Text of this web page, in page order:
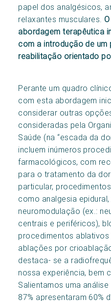
papel dos analgésicos,
relaxantes musculares.
abordagem terapêutica
com a introdução de um
reabilitação orientado
Perante um quadro
com esta abordagem
considerar outras
consideradas pela
Saúde (na “escada da
incluem inúmeros
farmacológicos, com
para o tratamento da
particular,
como analgesia
neuromodulação (ex.:
centrais e periféricos),
procedimentos ablativos
ablações por
destaca- se a
nossa experiência, bem
Salientamos uma
87% apresentaram 60%